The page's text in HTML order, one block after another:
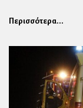
Περισσότερα...